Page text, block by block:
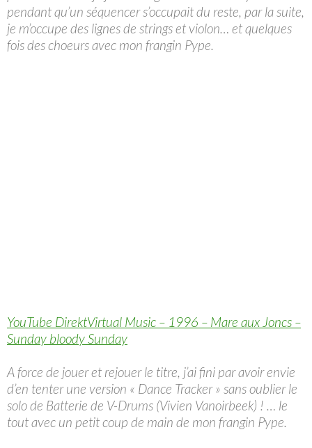
pendant qu’un séquencer s’occupait du reste, par la suite,
je m’occupe des lignes de strings et violon… et quelques
fois des choeurs avec mon frangin Pype.
YouTube DirektVirtual Music – 1996 – Mare aux Joncs –
Sunday bloody Sunday
A force de jouer et rejouer le titre, j’ai fini par avoir envie
d’en tenter une version « Dance Tracker » sans oublier le
solo de Batterie de V-Drums (Vivien Vanoirbeek) ! … le
tout avec un petit coup de main de mon frangin Pype.